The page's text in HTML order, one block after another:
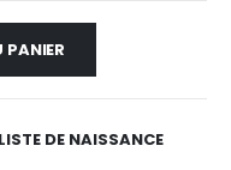
PANIER
DE NAISSANCE